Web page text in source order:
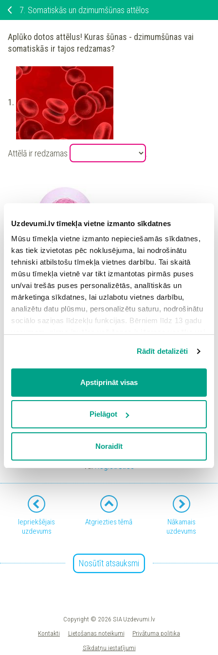
Uzdevumi.lv tīmekļa vietne izmanto sīkdatnes
Mūsu tīmekļa vietne izmanto nepieciešamās sīkdatnes,
kas tiek izvietotas pēc noklusējuma, lai nodrošinātu
tehniski atbilstošu tīmekļa vietnes darbību. Tai skaitā
mūsu tīmekļa vietnē var tikt izmantotas pirmās puses
un/vai trešās puses personalizētās, analītiskās un
mārketinga sīkdatnes, lai uzlabotu vietnes darbību,
analizētu datu plūsmu, personalizētu saturu, nodrošinātu
sociālo saziņas līdzekļu funkcijas. Bērniem līdz 13 gadu
Spiežot uz pogas “Apstiprināt visas”, Jūs piekrītat visām
sīkdatnēm, kas atrodas šajā tīmekļa vietnē, ieskaitot
trešo pušu mārketinga sīkdatnes. Spiežot uz pogas
vietnē, izņemot “Nepieciešamās” sīkdatnes, kuru
izmantošanai nav nepieciešams iegūt lietotāja piekrišanu.
Spiežot uz pogas “Apstiprināt izvēlētās”, Jūs varat mainīt
sīkdatņu politikuun ir iespēja atsaukt savu
piekrišanu sadaļā “Sīkdatņu iestatījumi”.
Rādīt detalizēti
Apstiprināt visas
Pielāgot
Noraidīt
7. Somatiskās un dzimumšūnas attēlos
Aplūko dotos attēlus! Kuras šūnas - dzimumšūnas vai
somatiskās ir tajos redzamas?
1.
Attēlā ir redzamas
Attēlā ir redzamas .
Ieiet portālā
vaiReģistrēties
Iepriekšējais
uzdevums
Atgriezties tēmā
Nākamais
uzdevums
Nosūtīt atsauksmi
Copyright © 2026 SIA Uzdevumi.lv
Kontakti
Lietošanas noteikumi
Privātuma politika
Sīkdatņu iestatījumi